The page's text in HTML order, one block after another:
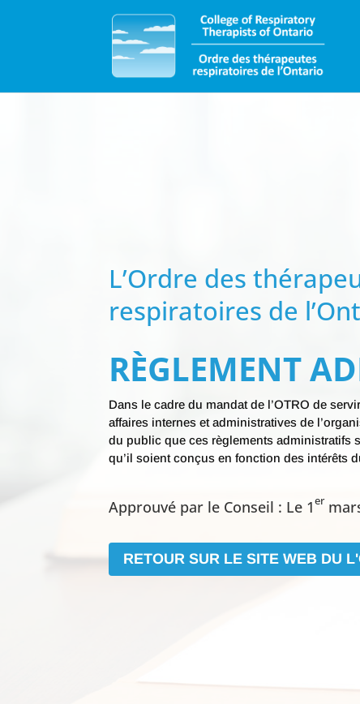
L’Ordre des
respiratoires de
RÈGLEMENT
Dans le cadre du mandat de l’OTRO de
affaires internes et administratives de
du public que ces règlements administratifs
qu’il soient conçus en fonction des intérêts
Approuvé par le Conseil : Le 1er
RETOUR SUR LE SITE WEB DU